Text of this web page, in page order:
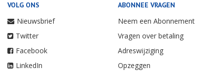
VOLG ONS
Nieuwsbrief
Twitter
Facebook
LinkedIn
ABONNEE VRAGEN
Neem een Abonnement
Vragen over betaling
Adreswijziging
Opzeggen